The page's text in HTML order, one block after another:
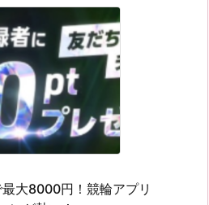
大8000円！競輪アプリ